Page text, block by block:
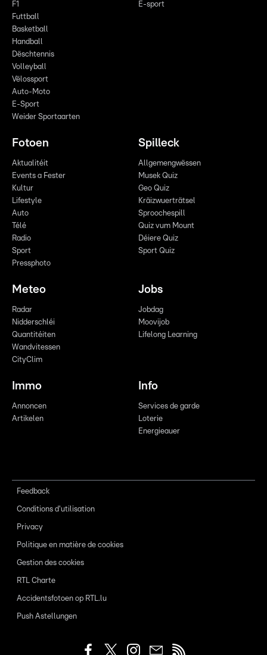
F1
Futtball
Basketball
Handball
Dëschtennis
Volleyball
Vëlossport
Auto-Moto
E-Sport
Weider Sportaarten
E-sport
Fotoen
Aktualitéit
Events a Fester
Kultur
Lifestyle
Auto
Télé
Radio
Sport
Pressphoto
Spilleck
Allgemengwëssen
Musek Quiz
Geo Quiz
Kräizwuerträtsel
Sproochespill
Quiz vum Mount
Déiere Quiz
Sport Quiz
Meteo
Radar
Nidderschléi
Quantitéiten
Wandvitessen
CityClim
Jobs
Jobdag
Moovijob
Lifelong Learning
Immo
Annoncen
Artikelen
Info
Services de garde
Loterie
Energieauer
Feedback
Conditions d'utilisation
Privacy
Politique en matière de cookies
Gestion des cookies
RTL Charte
Accidentsfotoen op RTL.lu
Push Astellungen